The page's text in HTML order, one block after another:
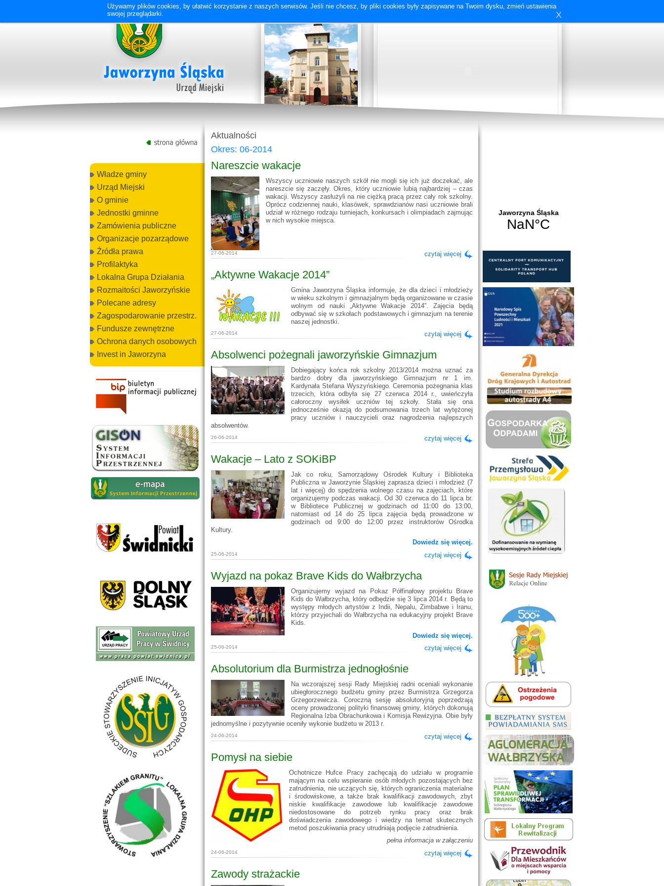
Władze gminy
Urząd Miejski
O gminie
Jednostki gminne
Zamówienia publiczne
Organizacje pozarządowe
Źródła prawa
Profilaktyka
Lokalna Grupa Działania
Rozmaitości Jaworzyńskie
Polecane adresy
Zagospodarowanie przestrz.
Fundusze zewnętrzne
Ochrona danych osobowych
Invest in Jaworzyna
Aktualności
Okres: 06-2014
Nareszcie wakacje
Wszyscy uczniowie naszych szkół nie mogli się ich już doczekać, ale
nareszcie się zaczęły. Okres, który uczniowie lubią najbardziej – czas
wakacji. Wszyscy zasłużyli na nie ciężką pracą przez cały rok szkolny.
Oprócz codziennej nauki, klasówek, sprawdzianów nasi uczniowie brali
udział w różnego rodzaju turniejach, konkursach i olimpiadach zajmując
w nich wysokie miejsca.
27-06-2014 czytaj więcej
„Aktywne Wakacje 2014”
Gmina Jaworzyna Śląska informuje, że dla dzieci i młodzieży
w wieku szkolnym i gimnazjalnym będą organizowane w czasie
wolnym od nauki „Aktywne Wakacje 2014”. Zajęcia będą
odbywać się w szkołach podstawowych i gimnazjum na terenie
naszej jednostki.
27-06-2014 czytaj więcej
Absolwenci pożegnali jaworzyńskie Gimnazjum
Dobiegający końca rok szkolny 2013/2014 można uznać za
bardzo dobry dla jaworzyńskiego Gimnazjum nr 1 im.
Kardynała Stefana Wyszyńskiego. Ceremonia pożegnania klas
trzecich, która odbyła się 27 czerwca 2014 r., uwieńczyła
całoroczny wysiłek uczniów tej szkoły. Stała się ona
jednocześnie okazją do podsumowania trzech lat wytężonej
pracy uczniów i nauczycieli oraz nagrodzenia najlepszych
absolwentów.
26-06-2014 czytaj więcej
Wakacje – Lato z SOKiBP
Jak co roku, Samorządowy Ośrodek Kultury i Biblioteka
Publiczna w Jaworzynie Śląskiej zaprasza dzieci i młodzież (7
lat i więcej) do spędzenia wolnego czasu na zajęciach, które
organizujemy podczas wakacji. Od 30 czerwca do 11 lipca br.
w Bibliotece Publicznej w godzinach od 11:00 do 13:00,
natomiast od 14 do 25 lipca zajęcia będą prowadzone w
godzinach od 9:00 do 12:00 przez instruktorów Ośrodka
Kultury.
Dowiedz się więcej.
25-06-2014 czytaj więcej
Wyjazd na pokaz Brave Kids do Wałbrzycha
Organizujemy wyjazd na Pokaz Półfinałowy projektu Brave
Kids do Wałbrzycha, który odbędzie się 3 lipca 2014 r. Będą to
występy młodych artystów z Indii, Nepalu, Zimbabwe i Iranu,
którzy przyjechali do Wałbrzycha na edukacyjny projekt Brave
Kids.
Dowiedz się więcej.
25-06-2014 czytaj więcej
Absolutorium dla Burmistrza jednogłośnie
Na wczorajszej sesji Rady Miejskiej radni oceniali wykonanie
ubiegłorocznego budżetu gminy przez Burmistrza Grzegorza
Grzegorzewicza. Coroczną sesję absolutoryjną poprzedzają
oceny prowadzonej polityki finansowej gminy, których dokonują
Regionalna Izba Obrachunkowa i Komisja Rewizyjna. Obie były
jednomyślne i pozytywnie oceniły wykonie budżetu w 2013 r.
24-06-2014 czytaj więcej
Pomysł na siebie
Ochotnicze Hufce Pracy zachęcają do udziału w programie
mającym na celu wspieranie osób młodych pozostających bez
zatrudnienia, nie uczących się, których ograniczenia materialne
i środowiskowe, a także brak kwalifikacji zawodowych, zbyt
niskie kwalifikacje zawodowe lub kwalifikacje zawodowe
niedostosowane do potrzeb rynku pracy oraz brak
doświadczenia zawodowego i wiedzy na temat skutecznych
metod poszukiwania pracy utrudniają podjęcie zatrudnienia.
pełna informacja w załączeniu
24-06-2014 czytaj więcej
Zawody strażackie
Używamy plików cookies, by ułatwić korzystanie z naszych serwisów. Jeśli nie chcesz, by pliki cookies były zapisywane na Twoim dysku, zmień ustawienia
swojej przeglądarki.
X